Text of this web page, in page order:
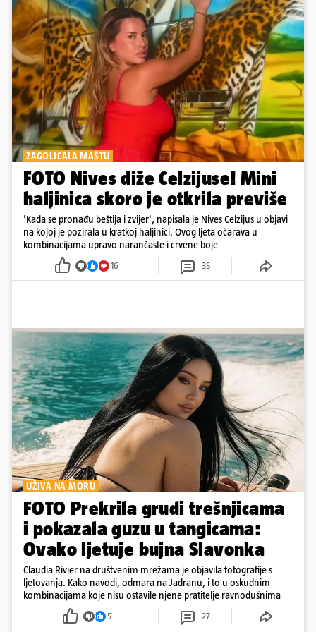
ZAGOLICALA MAŠTU
FOTO Nives diže Celzijuse! Mini
haljinica skoro je otkrila previše
'Kada se pronađu beštija i zvijer', napisala je Nives Celzijus u objavi
na kojoj je pozirala u kratkoj haljinici. Ovog ljeta očarava u
kombinacijama upravo narančaste i crvene boje
16 35
UŽIVA NA MORU
FOTO Prekrila grudi trešnjicama
i pokazala guzu u tangicama:
Ovako ljetuje bujna Slavonka
Claudia Rivier na društvenim mrežama je objavila fotografije s
ljetovanja. Kako navodi, odmara na Jadranu, i to u oskudnim
kombinacijama koje nisu ostavile njene pratitelje ravnodušnima
5 27